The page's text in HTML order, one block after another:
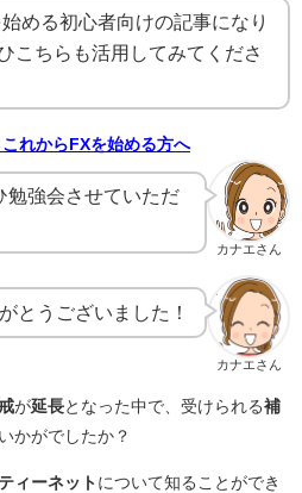
める初心者向けの記事になり
こちらも活用してみてくださ
れからFXを始める方へ
カナエさん
勉強会させていただ
カナエさん
とうございました！
が延長となった中で、受けられる補
かがでしたか？
ィーネット について知ることができ